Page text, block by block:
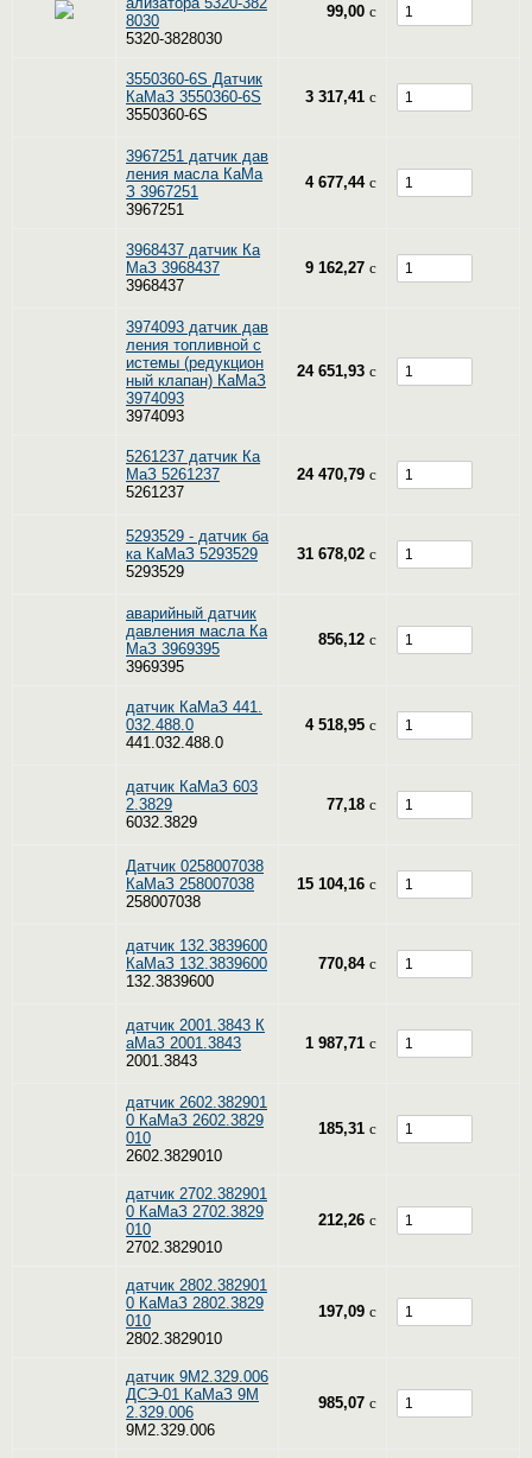
8030
5320-3828030
99,00 c
3550360-6S Датчик
КаМаЗ 3550360-6S
3550360-6S
3 317,41 c
3967251 датчик дав
ления масла КаМа
З 3967251
3967251
4 677,44 c
3968437 датчик Ка
МаЗ 3968437
3968437
9 162,27 c
3974093 датчик дав
ления топливной с
истемы (редукцион
ный клапан) КаМаЗ
3974093
3974093
24 651,93 c
5261237 датчик Ка
МаЗ 5261237
5261237
24 470,79 c
5293529 - датчик ба
ка КаМаЗ 5293529
5293529
31 678,02 c
аварийный датчик
давления масла Ка
МаЗ 3969395
3969395
856,12 c
датчик КаМаЗ 441.
032.488.0
441.032.488.0
4 518,95 c
датчик КаМаЗ 603
2.3829
6032.3829
77,18 c
Датчик 0258007038
КаМаЗ 258007038
258007038
15 104,16 c
датчик 132.3839600
КаМаЗ 132.3839600
132.3839600
770,84 c
датчик 2001.3843 К
аМаЗ 2001.3843
2001.3843
1 987,71 c
датчик 2602.382901
0 КаМаЗ 2602.3829
010
2602.3829010
185,31 c
датчик 2702.382901
0 КаМаЗ 2702.3829
010
2702.3829010
212,26 c
датчик 2802.382901
0 КаМаЗ 2802.3829
010
2802.3829010
197,09 c
датчик 9М2.329.006
ДСЭ-01 КаМаЗ 9М
2.329.006
9М2.329.006
985,07 c